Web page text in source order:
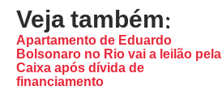
Veja também:
Apartamento de Eduardo
Bolsonaro no Rio vai a leilão pela
Caixa após dívida de
financiamento